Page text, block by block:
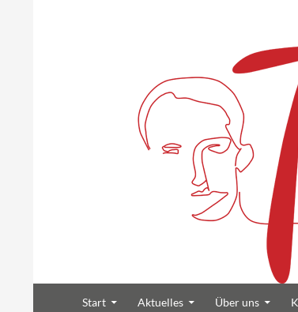
Heilig Kreuz Volksdorf
Start Aktuelles Über uns